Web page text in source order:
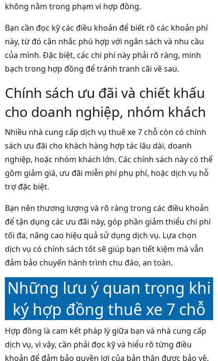
không nằm trong phạm vi hợp đồng.
Bạn cần đọc kỹ các điều khoản để biết rõ các khoản phí
này, từ đó cân nhắc phù hợp với ngân sách và nhu cầu
của mình. Đặc biệt, các chi phí này phải rõ ràng, minh
bạch trong hợp đồng để tránh tranh cãi về sau.
Chính sách ưu đãi và chiết khấu
cho doanh nghiệp, nhóm khách
Nhiều nhà cung cấp dịch vụ thuê xe 7 chỗ còn có chính
sách ưu đãi cho khách hàng hợp tác lâu dài, doanh
nghiệp, hoặc nhóm khách lớn. Các chính sách này có thể
gồm giảm giá, ưu đãi miễn phí phụ phí, hoặc dịch vụ hỗ
trợ đặc biệt.
Bạn nên thương lượng và rõ ràng trong các điều khoản
để tận dụng các ưu đãi này, góp phần giảm thiểu chi phí
tối đa, nâng cao hiệu quả sử dụng dịch vụ. Lựa chọn
dịch vụ có chính sách tốt sẽ giúp bạn tiết kiệm mà vẫn
đảm bảo chuyến hành trình chu đáo, an toàn.
Những lưu ý quan trọng khi
ký hợp đồng thuê xe 7 chỗ
Hợp đồng là cam kết pháp lý giữa bạn và nhà cung cấp
dịch vụ, vì vậy, cần phải đọc kỹ và hiểu rõ từng điều
khoản để đảm bảo quyền lợi của bản thân được bảo vệ.